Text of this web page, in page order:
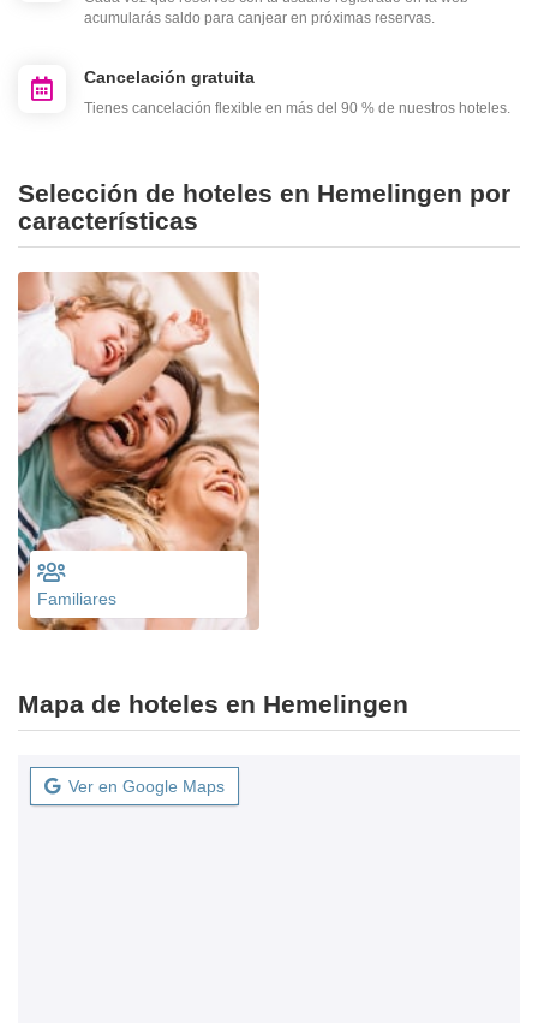
acumularás saldo para canjear en próximas reservas.
Cancelación gratuita
Tienes cancelación flexible en más del 90 % de nuestros hoteles.
Selección de hoteles en Hemelingen por
características
Familiares
Mapa de hoteles en Hemelingen
Ver en Google Maps